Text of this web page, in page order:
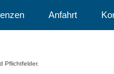
Anfahrt
Pflichtfelder.